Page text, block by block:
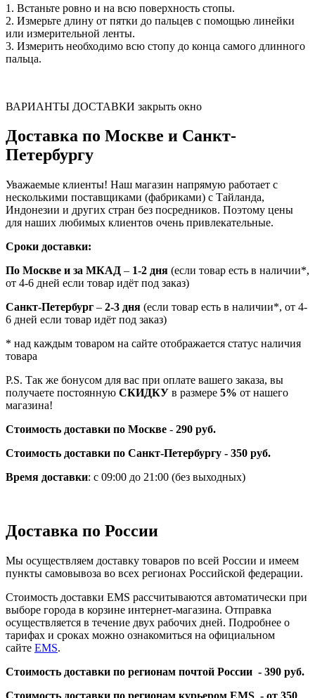
1. Встаньте ровно и на всю поверхность стопы.
2. Измерьте длину от пятки до пальцев с помощью линейки
или измерительной ленты.
3. Измерить необходимо всю стопу до конца самого длинного
пальца.
ВАРИАНТЫ ДОСТАВКИ закрыть окно
Доставка по Москве и Санкт-
Петербургу
Уважаемые клиенты! Наш магазин напрямую работает с
несколькими поставщиками (фабриками) с Тайланда,
Индонезии и других стран без посредников. Поэтому цены
для наших любимых клиентов очень привлекательные.
Сроки доставки:
По Москве и за МКАД – 1-2 дня (если товар есть в наличии*,
от 4-6 дней если товар идёт под заказ)
Санкт-Петербург – 2-3 дня (если товар есть в наличии*, от 4-
6 дней если товар идёт под заказ)
* над каждым товаром на сайте отображается статус наличия
товара
P.S. Так же бонусом для вас при оплате вашего заказа, вы
получаете постоянную СКИДКУ в размере 5% от нашего
магазина!
Стоимость доставки по Москве - 290 руб.
Стоимость доставки по Санкт-Петербургу - 350 руб.
Время доставки: с 09:00 до 21:00 (без выходных)
Доставка по России
Мы осуществляем доставку товаров по всей России и имеем
пункты самовывоза во всех регионах Российской федерации.
Стоимость доставки EMS рассчитываются автоматически при
выборе города в корзине интернет-магазина. Отправка
осуществляется в течение двух рабочих дней. Подробнее о
тарифах и сроках можно ознакомиться на официальном
сайте EMS.
Стоимость доставки по регионам почтой России - 390 руб.